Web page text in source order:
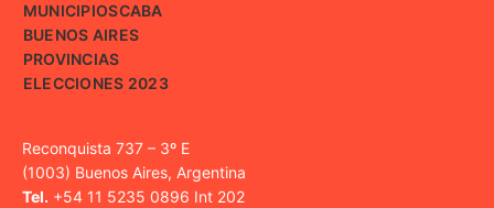
MUNICIPIOSCABA
BUENOS AIRES
PROVINCIAS
ELECCIONES 2023
Reconquista 737 – 3º E
(1003) Buenos Aires, Argentina
Tel. +54 11 5235 0896 Int 202